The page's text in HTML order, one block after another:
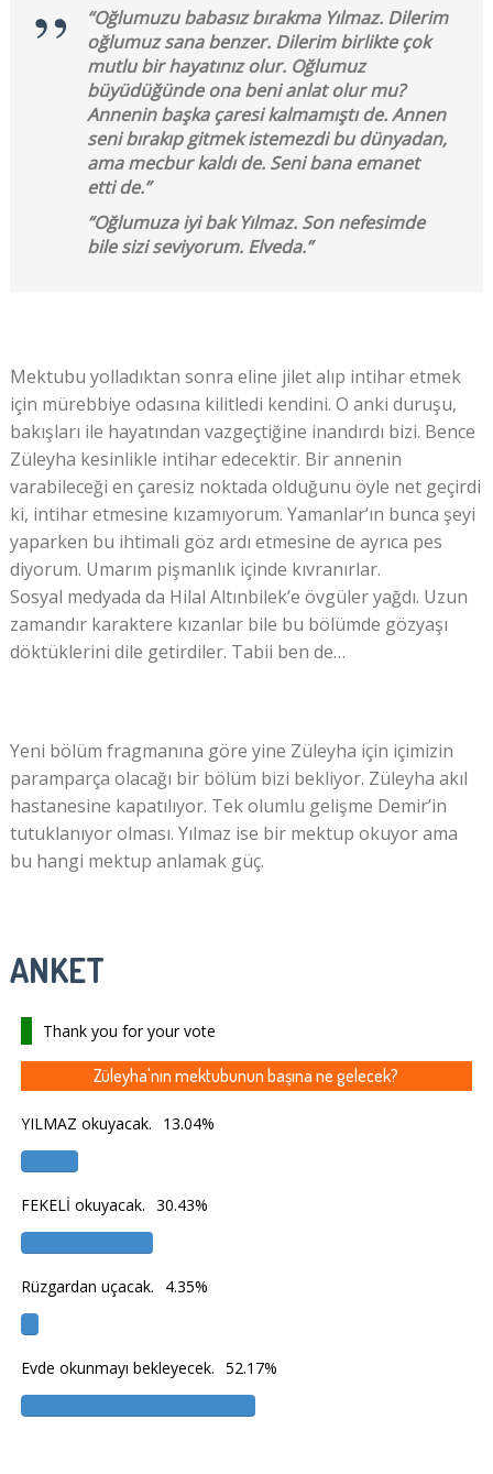
“Oğlumuzu babasız bırakma Yılmaz. Dilerim
oğlumuz sana benzer. Dilerim birlikte çok
mutlu bir hayatınız olur. Oğlumuz
büyüdüğünde ona beni anlat olur mu?
Annenin başka çaresi kalmamıştı de. Annen
seni bırakıp gitmek istemezdi bu dünyadan,
ama mecbur kaldı de. Seni bana emanet
etti de.”
“Oğlumuza iyi bak Yılmaz. Son nefesimde
bile sizi seviyorum. Elveda.”
Mektubu yolladıktan sonra eline jilet alıp intihar etmek
için mürebbiye odasına kilitledi kendini. O anki duruşu,
bakışları ile hayatından vazgeçtiğine inandırdı bizi. Bence
Züleyha kesinlikle intihar edecektir. Bir annenin
varabileceği en çaresiz noktada olduğunu öyle net geçirdi
ki, intihar etmesine kızamıyorum. Yamanlar’ın bunca şeyi
yaparken bu ihtimali göz ardı etmesine de ayrıca pes
diyorum. Umarım pişmanlık içinde kıvranırlar.
Sosyal medyada da Hilal Altınbilek’e övgüler yağdı. Uzun
zamandır karaktere kızanlar bile bu bölümde gözyaşı
döktüklerini dile getirdiler. Tabii ben de…
Yeni bölüm fragmanına göre yine Züleyha için içimizin
paramparça olacağı bir bölüm bizi bekliyor. Züleyha akıl
hastanesine kapatılıyor. Tek olumlu gelişme Demir’in
tutuklanıyor olması. Yılmaz ise bir mektup okuyor ama
bu hangi mektup anlamak güç.
ANKET
Thank you for your vote
Züleyha'nın mektubunun başına ne gelecek?
YILMAZ okuyacak. 13.04%
FEKELİ okuyacak. 30.43%
Rüzgardan uçacak. 4.35%
Evde okunmayı bekleyecek. 52.17%